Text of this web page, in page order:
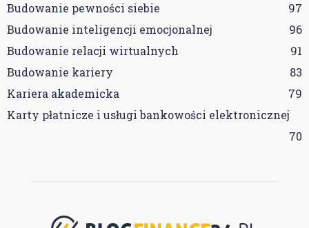
Budowanie pewności siebie
97
Budowanie inteligencji emocjonalnej
96
Budowanie relacji wirtualnych
91
Budowanie kariery
83
Kariera akademicka
79
Karty płatnicze i usługi bankowości elektronicznej
70